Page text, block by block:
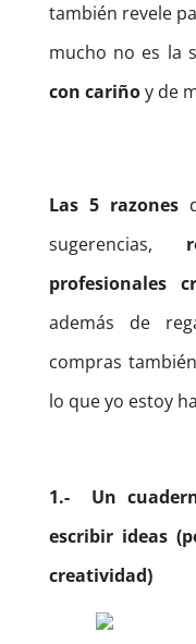
también revele
mucho no es la
con cariñoy de
Las 5 razones
sugerencias,
profesionales
además de
compras
lo que yo estoy
1.- Un
escribir ideas
creatividad)